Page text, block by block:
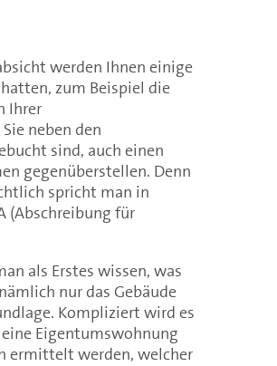
werden Ihnen einige
zum Beispiel die
Ihrer
neben den
sind, auch einen
gegenüberstellen. Denn
spricht man in
(Abschreibung für
als Erstes wissen, was
nur das Gebäude
Kompliziert wird es
Eigentumswohnung
ermittelt werden, welcher